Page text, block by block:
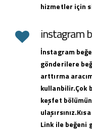
hizmetler için
instagram
İnstagram
gönderilere
arttırma
kullanbilir.Çok
keşfet
Link ile beğeni